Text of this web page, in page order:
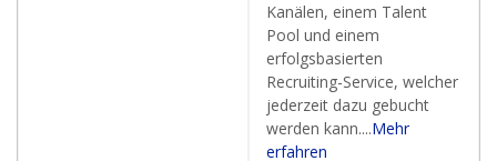
Kanälen, einem Talent
Pool und einem
erfolgsbasierten
Recruiting-Service, welcher
jederzeit dazu gebucht
werden kann....Mehr
erfahren